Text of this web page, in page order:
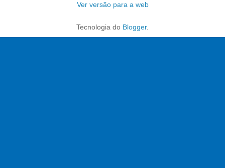
Ver versão para a web
Tecnologia do Blogger.